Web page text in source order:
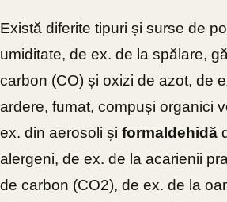
Există diferite tipuri și surse de
umiditate, de ex. de la spălare,
carbon (CO) și oxizi de azot, de
ardere, fumat, compuși organici
ex. din aerosoli și formaldehidă
alergeni, de ex. de la acarienii
de carbon (CO2), de ex. de la